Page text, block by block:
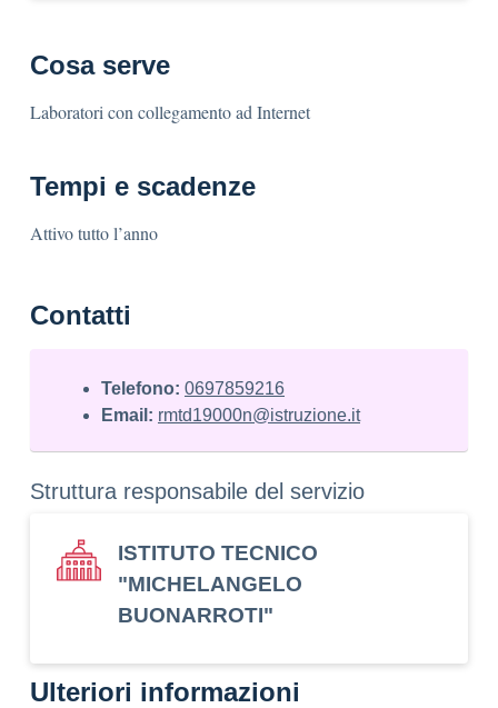
Cosa serve
Laboratori con collegamento ad Internet
Tempi e scadenze
Attivo tutto l’anno
Contatti
Telefono: 0697859216
Email: rmtd19000n@istruzione.it
Struttura responsabile del servizio
ISTITUTO TECNICO
"MICHELANGELO
BUONARROTI"
Ulteriori informazioni